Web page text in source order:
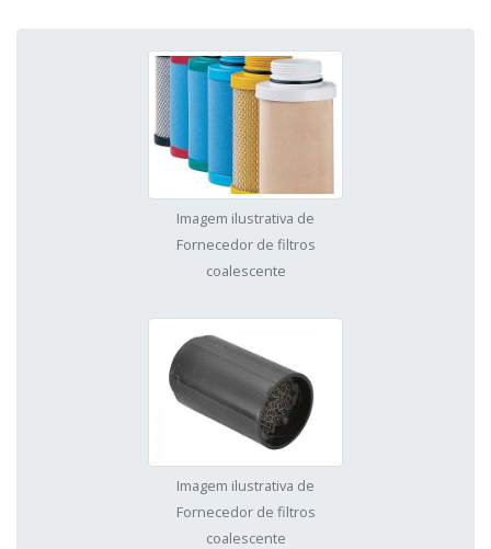
Imagem ilustrativa de
Fornecedor de filtros
coalescente
Imagem ilustrativa de
Fornecedor de filtros
coalescente